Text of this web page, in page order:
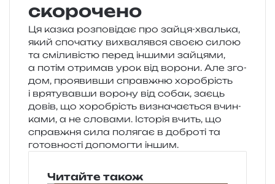
скорочено
Ця казка роз­по­від­ає про зайця-хваль­ка,
який спо­ча­тку вихва­ляв­ся своєю силою
та смі­ли­ві­стю перед інши­ми зай­ця­ми,
а потім отри­мав урок від воро­ни. Але зго­
дом, про­я­вив­ши справ­жню хоро­брість
і вря­ту­вав­ши воро­ну від собак, заєць
довів, що хоро­брість визна­ча­є­ться вчин­
ка­ми, а не сло­ва­ми. Історія вчить, що
справ­жня сила поля­гає в добро­ті та
готов­но­сті допо­мог­ти іншим.
Читайте також